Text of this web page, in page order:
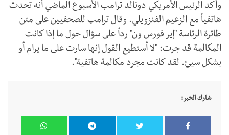
وأكد الرئيس الأمريكي دونالد ترامب الأسبوع الماضي أنه تحدث
هاتفياً مع الزعيم الفنزويلي. وقال ترامب للصحفيين على متن
طائرة الرئاسة "إير فورس ون" رداً على سؤال حول ما إذا كانت
المكالمة قد جرت: "لا أستطيع القول إنها سارت على ما يرام أو
بشكل سيئ. لقد كانت مجرد مكالمة هاتفية".
شارك الخبر: